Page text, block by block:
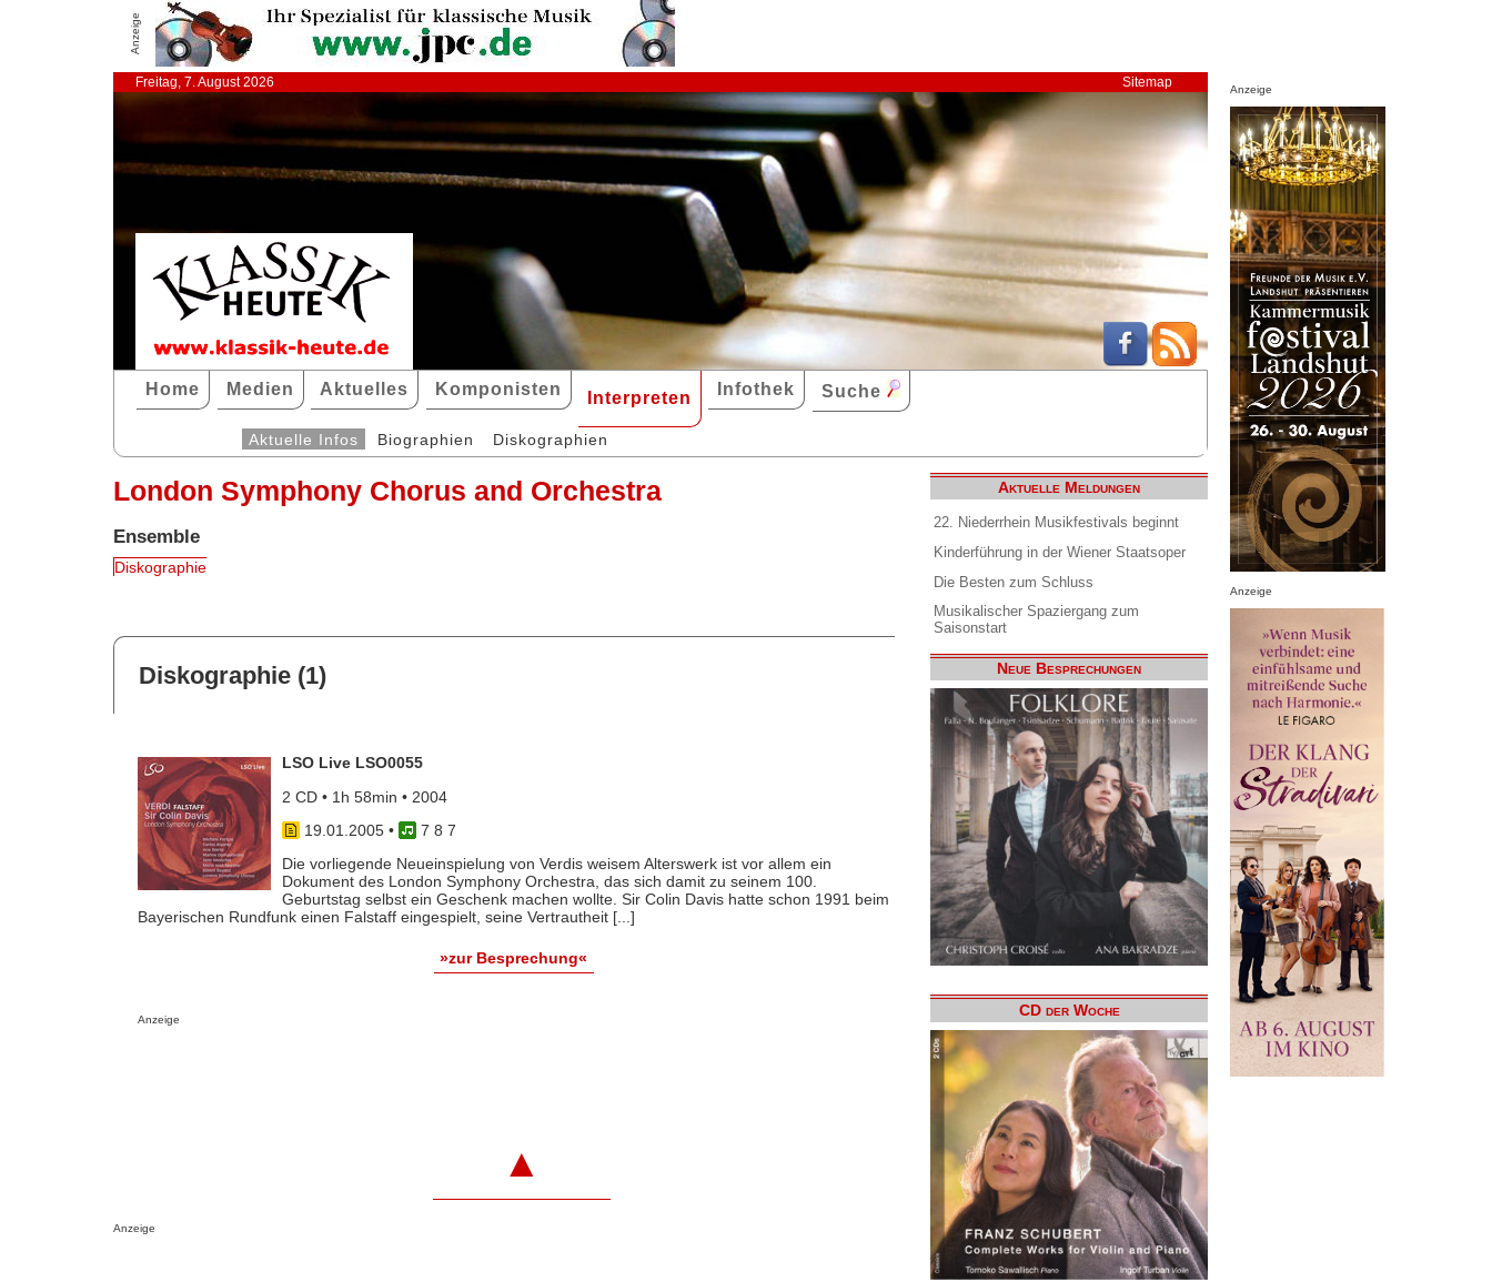
Anzeige
Freitag, 7. August 2026 Sitemap
Home Medien Aktuelles Komponisten Interpreten Infothek Suche
Aktuelle Infos Biographien Diskographien
London Symphony Chorus and Orchestra
Ensemble
Diskographie
Diskographie (1)
LSO Live LSO0055
2 CD • 1h 58min • 2004
19.01.2005•
7 8 7
Die vorliegende Neueinspielung von Verdis weisem Alterswerk ist vor allem ein
Dokument des London Symphony Orchestra, das sich damit zu seinem 100.
Geburtstag selbst ein Geschenk machen wollte. Sir Colin Davis hatte schon 1991 beim
Bayerischen Rundfunk einen Falstaff eingespielt, seine Vertrautheit [...]
»zur Besprechung«
Anzeige
▲
Anzeige
Aktuelle Meldungen
22. Niederrhein Musikfestivals beginnt
Kinderführung in der Wiener Staatsoper
Die Besten zum Schluss
Musikalischer Spaziergang zum
Saisonstart
Neue Besprechungen
CD der Woche
Anzeige
Anzeige